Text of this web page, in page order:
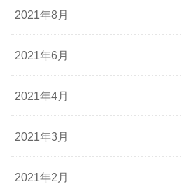
2021年8月
2021年6月
2021年4月
2021年3月
2021年2月